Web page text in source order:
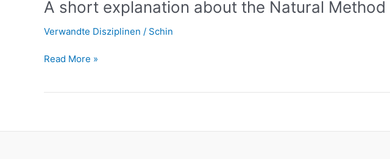
A short explanation about the Natural Method
Verwandte Disziplinen / Schin
A
explanation
the
Method
Read More »